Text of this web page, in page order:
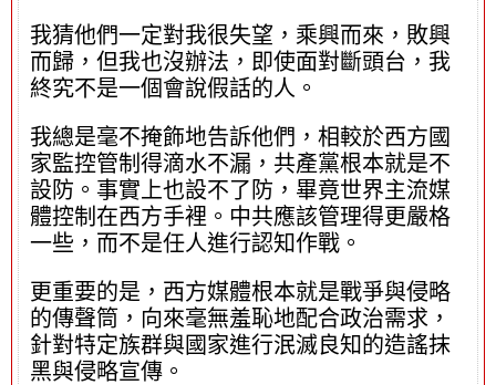
我猜他們一定對我很失望，乘興而來，敗興
而歸，但我也沒辦法，即使面對斷頭台，我
終究不是一個會說假話的人。
我總是毫不掩飾地告訴他們，相較於西方國
家監控管制得滴水不漏，共產黨根本就是不
設防。事實上也設不了防，畢竟世界主流媒
體控制在西方手裡。中共應該管理得更嚴格
一些，而不是任人進行認知作戰。
更重要的是，西方媒體根本就是戰爭與侵略
的傳聲筒，向來毫無羞恥地配合政治需求，
針對特定族群與國家進行泯滅良知的造謠抹
黑與侵略宣傳。